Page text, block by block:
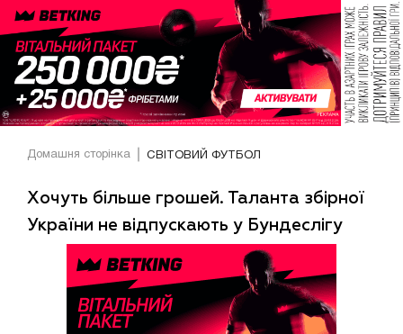
Домашня сторінка СВІТОВИЙ ФУТБОЛ
Хочуть більше грошей. Таланта збірної
України не відпускають у Бундеслігу